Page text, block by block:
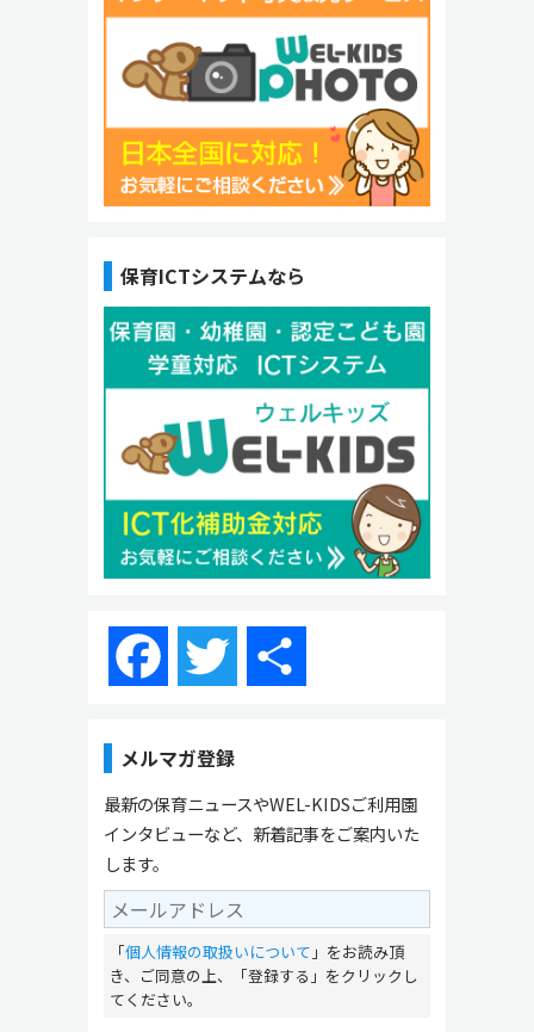
保育ICTシステムなら
FacebookTwitter
メルマガ登録
最新の保育ニュースやWEL-KIDSご利用園
インタビューなど、新着記事をご案内いた
します。
「個人情報の取扱いについて 」をお読み頂
き、ご同意の上、「登録する」をクリックし
てください。